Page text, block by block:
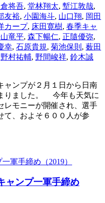
将吾, 堂林翔太, 塹江敦哉,
友裕, 小園海斗, 山口翔, 岡田
カープ, 床田寛樹, 春季キャ
竜平, 森下暢仁, 正隨優弥,
幸, 石原貴規, 菊池保則 , 薮田
野村祐輔, 野間峻祥, 鈴木誠
ンプが２月１日から日南
りました。 今年も天気に
レモニーが開催され、選手
て、およそ６００人が参
ャンプ一軍手締め